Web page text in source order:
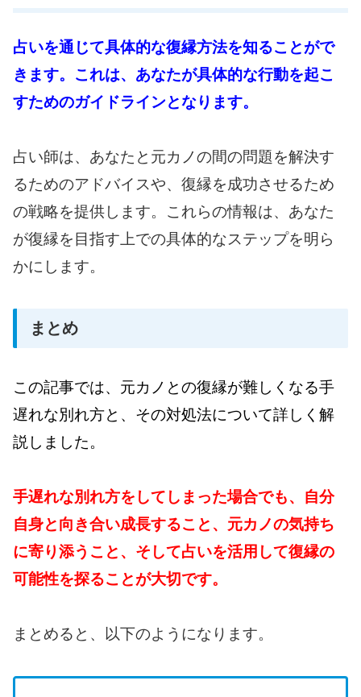
占いを通じて具体的な復縁方法を知ることがで
きます。これは、あなたが具体的な行動を起こ
すためのガイドラインとなります。
占い師は、あなたと元カノの間の問題を解決す
るためのアドバイスや、復縁を成功させるため
の戦略を提供します。これらの情報は、あなた
が復縁を目指す上での具体的なステップを明ら
かにします。
まとめ
この記事では、元カノとの復縁が難しくなる手
遅れな別れ方と、その対処法について詳しく解
説しました。
手遅れな別れ方をしてしまった場合でも、自分
自身と向き合い成長すること、元カノの気持ち
に寄り添うこと、そして占いを活用して復縁の
可能性を探ることが大切です。
まとめると、以下のようになります。